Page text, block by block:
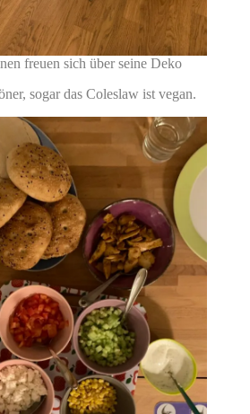
freuen sich über seine Deko
sogar das Coleslaw ist vegan.